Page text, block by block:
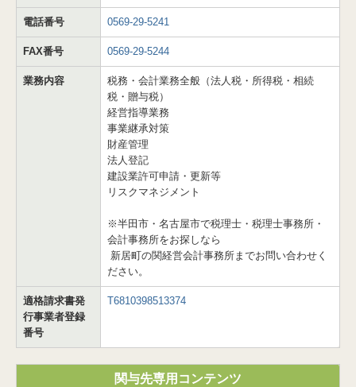
電話番号 0569-29-5241
FAX番号 0569-29-5244
業務内容
税務・会計業務全般（法人税・所得税・相続
税・贈与税）
経営指導業務
事業継承対策
財産管理
法人登記
建設業許可申請・更新等
リスクマネジメント
※半田市・名古屋市で税理士・税理士事務所・
会計事務所をお探しなら
新居町の関経営会計事務所までお問い合わせく
ださい。
適格請求書発
行事業者登録
番号
T6810398513374
関与先専用コンテンツ